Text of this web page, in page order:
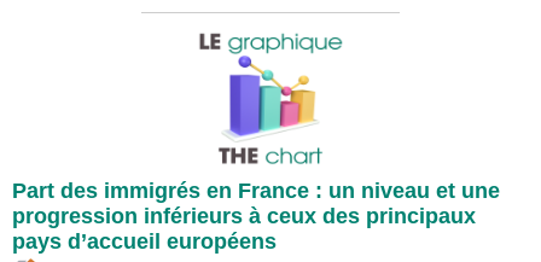
Part des immigrés en France : un niveau et une
progression inférieurs à ceux des principaux
pays d’accueil européens